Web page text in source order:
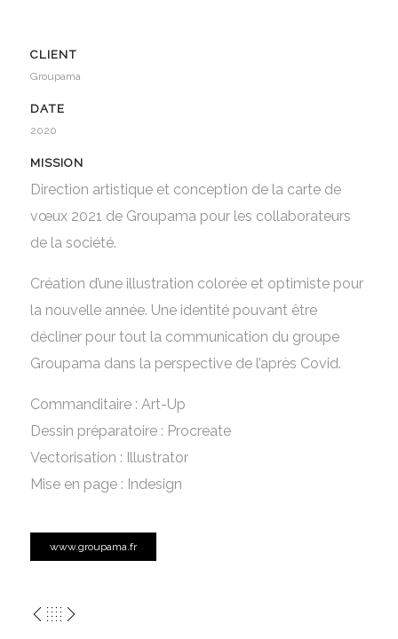
CLIENT
Groupama
DATE
2020
MISSION
Direction artistique et conception de la carte de
vœux 2021 de Groupama pour les collaborateurs
de la société.
Création d’une illustration colorée et optimiste pour
la nouvelle année. Une identité pouvant être
décliner pour tout la communication du groupe
Groupama dans la perspective de l’après Covid.
Commanditaire : Art-Up
Dessin préparatoire : Procreate
Vectorisation : Illustrator
Mise en page : Indesign
www.groupama.fr